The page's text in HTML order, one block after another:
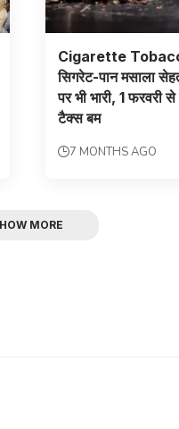
Cigarette
सिगरेट-पान मसाला
पर भी भारी, 1 फरवरी से
टैक्स बम
7 MONTHS AGO
MORE